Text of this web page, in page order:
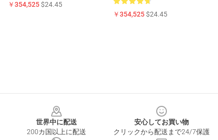
￥354,525$24.45
￥354,525$24.45
世界中に配送
200カ国以上に配送
安心してお買い物
クリックから配送まで24/7保護